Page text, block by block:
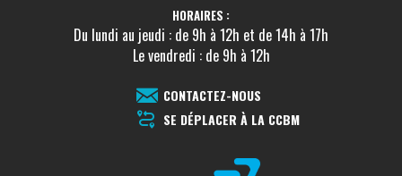
HORAIRES :
Du lundi au jeudi : de 9h à 12h et de 14h à 17h
Le vendredi : de 9h à 12h
CONTACTEZ-NOUS
SE DÉPLACER À LA CCBM